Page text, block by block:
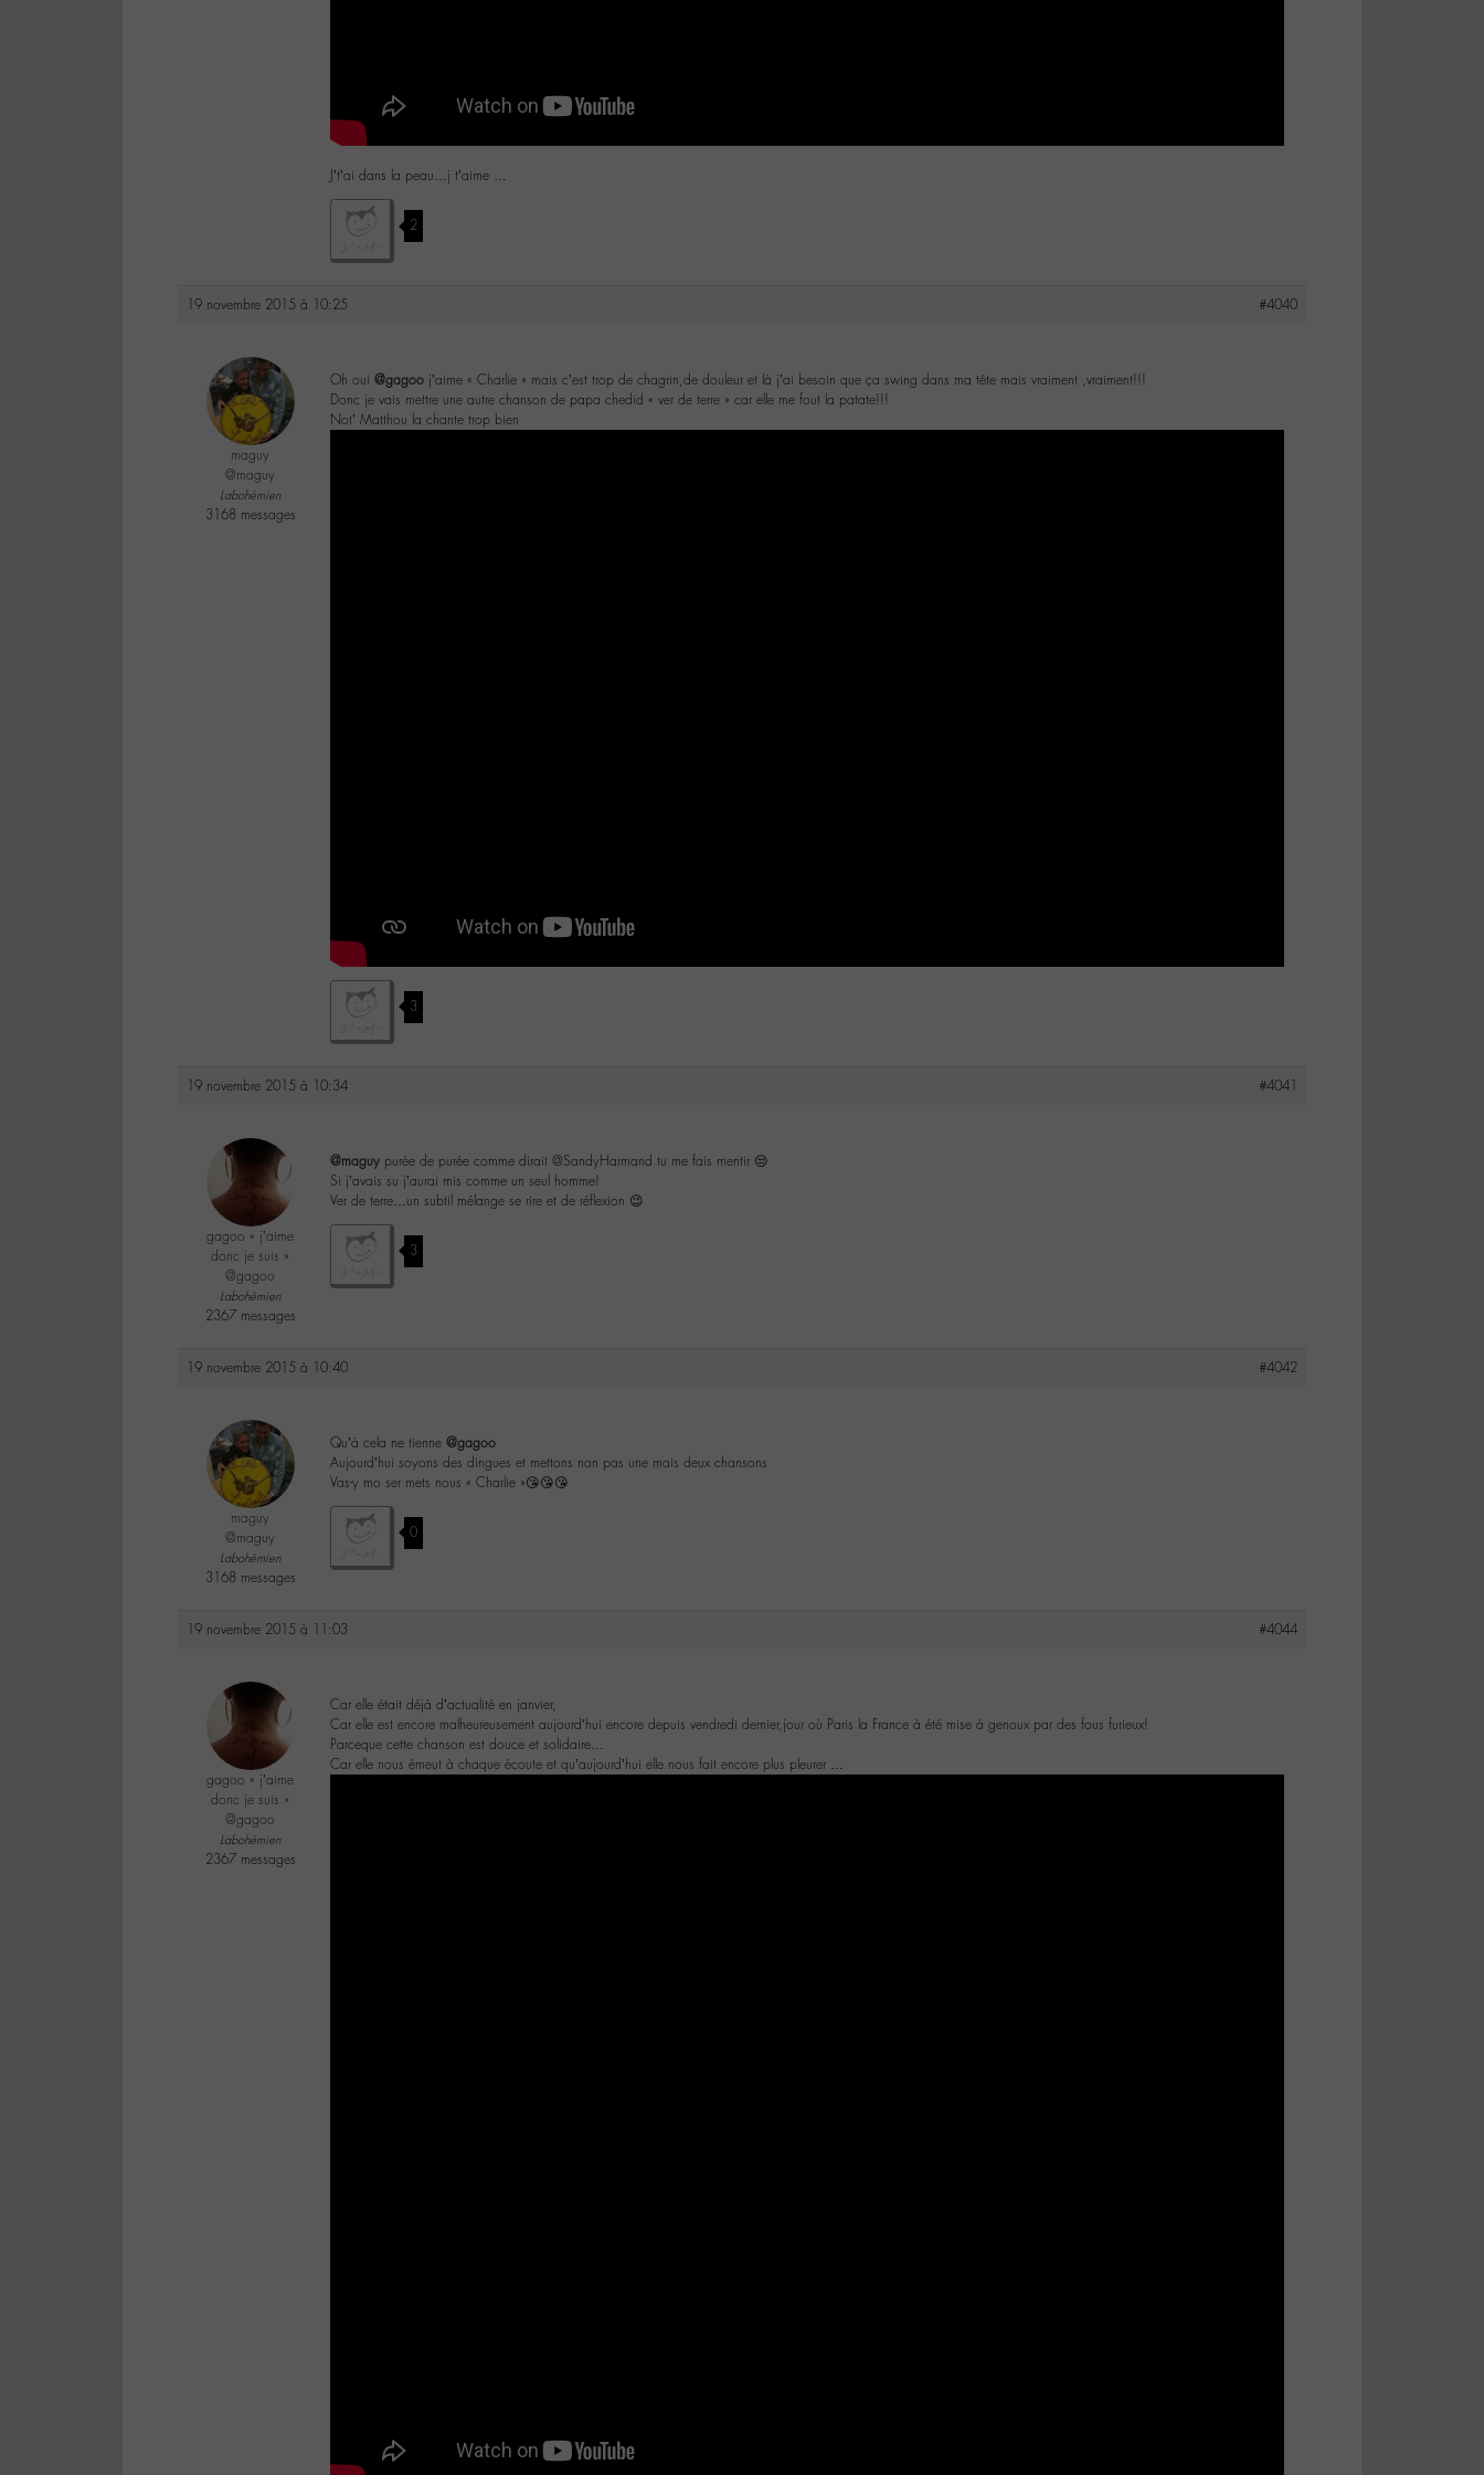
J’t’ai dans la peau…j t’aime …
2
19 novembre 2015 à 10:25 #4040
maguy
@maguy
Labohémien
3168 messages
Oh oui @gagoo j’aime « Charlie » mais c’est trop de chagrin,de douleur et là j’ai besoin que ça swing dans ma tête mais vraiment ,vraiment!!!
Donc je vais mettre une autre chanson de papa chedid « ver de terre » car elle me fout la patate!!!
Not’ Matthou la chante trop bien
3
19 novembre 2015 à 10:34 #4041
gagoo « j’aime
donc je suis »
@gagoo
Labohémien
2367 messages
@maguy purée de purée comme dirait @SandyHarmand tu me fais mentir 😒
Si j’avais su j’aurai mis comme un seul homme!
Ver de terre…un subtil mélange se rire et de réflexion 😉
3
19 novembre 2015 à 10:40 #4042
maguy
@maguy
Labohémien
3168 messages
Qu’à cela ne tienne @gagoo
Aujourd’hui soyons des dingues et mettons non pas une mais deux chansons
Vas-y mo ser mets nous « Charlie »😘😘😘
0
19 novembre 2015 à 11:03 #4044
gagoo « j’aime
donc je suis »
@gagoo
Labohémien
2367 messages
Car elle était déjà d’actualité en janvier,
Car elle est encore malheureusement aujourd’hui encore depuis vendredi dernier,jour où Paris la France à été mise à genoux par des fous furieux!
Parceque cette chanson est douce et solidaire…
Car elle nous émeut à chaque écoute et qu’aujourd’hui elle nous fait encore plus pleurer …